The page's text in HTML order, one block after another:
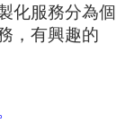
化服務分為個
，有興趣的